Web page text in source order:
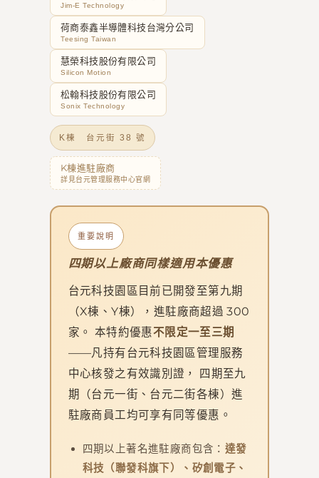
Jim-E Technology
荷商泰鑫半導體科技台灣分公司
Teesing Taiwan
慧榮科技股份有限公司
Silicon Motion
松翰科技股份有限公司
Sonix Technology
K棟 台元街 38 號
K棟進駐廠商
詳見台元管理服務中心官網
重要說明
四期以上廠商同樣適用本優惠
台元科技園區目前已開發至第九期
（X棟、Y棟），進駐廠商超過 300
家。 本特約優惠不限定一至三期
——凡持有台元科技園區管理服務
中心核發之有效識別證， 四期至九
期（台元一街、台元二街各棟）進
駐廠商員工均可享有同等優惠。
四期以上著名進駐廠商包含： 達發
科技（聯發科旗下）、矽創電子、